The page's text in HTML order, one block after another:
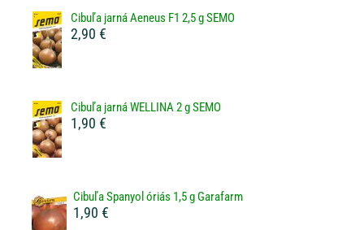
Cibuľa jarná Aeneus F1 2,5 g SEMO
2,90 €
Cibuľa jarná WELLINA 2 g SEMO
1,90 €
Cibuľa Spanyol óriás 1,5 g Garafarm
1,90 €